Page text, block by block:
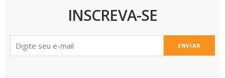
INSCREVA-SE
ENVIAR